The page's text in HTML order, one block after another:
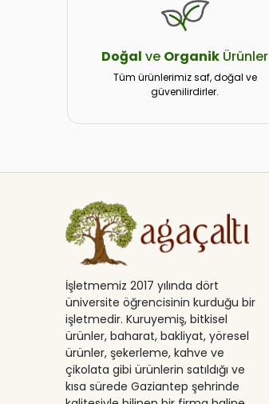
Doğal ve Organik Ürünler
Tüm ürünlerimiz saf, doğal ve
güvenilirdirler.
İşletmemiz 2017 yılında dört
üniversite öğrencisinin kurduğu bir
işletmedir. Kuruyemiş, bitkisel
ürünler, baharat, bakliyat, yöresel
ürünler, şekerleme, kahve ve
çikolata gibi ürünlerin satıldığı ve
kısa sürede Gaziantep şehrinde